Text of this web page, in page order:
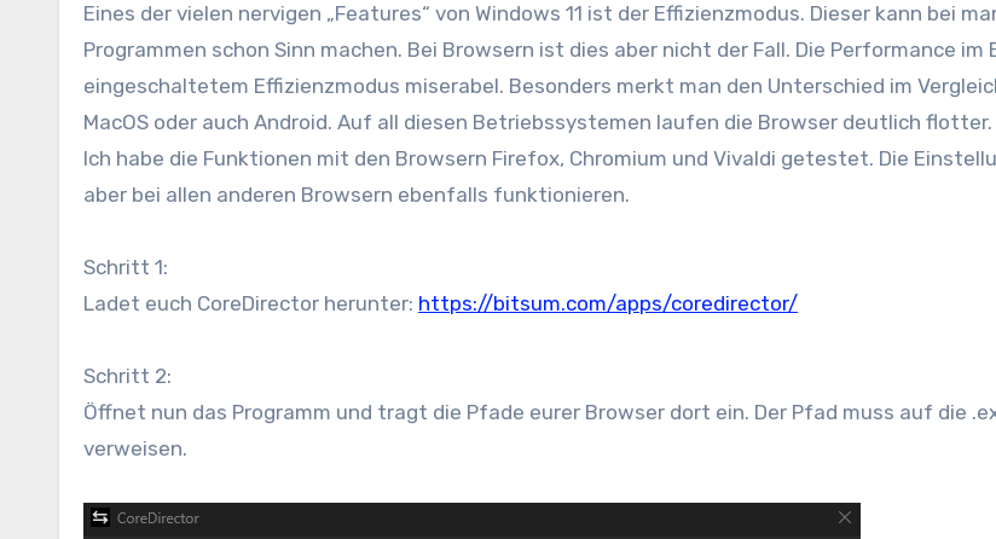
Eines der vielen nervigen „Features“ von Windows 11 ist der Effizienzmodus. Dieser kann bei manchen
Programmen schon Sinn machen. Bei Browsern ist dies aber nicht der Fall. Die Performance im
eingeschaltetem Effizienzmodus miserabel. Besonders merkt man den Unterschied im
MacOS oder auch Android. Auf all diesen Betriebssystemen laufen die Browser deutlich flotter.
Ich habe die Funktionen mit den Browsern Firefox, Chromium und Vivaldi getestet. Die
aber bei allen anderen Browsern ebenfalls funktionieren.
Schritt 1:
Ladet euch CoreDirector herunter: https://bitsum.com/apps/coredirector/
Schritt 2:
Öffnet nun das Programm und tragt die Pfade eurer Browser dort ein. Der Pfad muss auf die
verweisen.